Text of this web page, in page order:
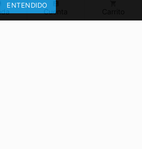
Cuenta
ENTENDIDO